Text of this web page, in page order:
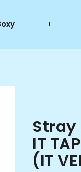
Stray
IT
(IT